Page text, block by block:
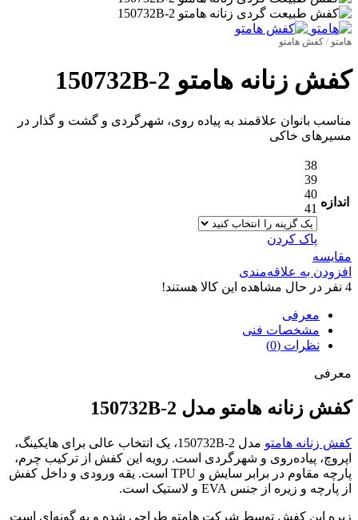
هامتو / کفش هامتو
کفش زنانه هامتو 150732B-2
مناسب بانوان علاقمند به پیاده روی، شهرگردی و گشت و گذار در
مسیرهای خاکی
اندازه
38
39
40
41
پاک کردن
مقایسه
افزودن به علاقه‌مندی
4 نفر در حال مشاهده این کالا هستند!
معرفی
مشخصات فنی
نظرات (0)
معرفی
کفش زنانه هامتو مدل 150732B-2
کفش زنانه هامتو
مدل 150732B-2، یک انتخاب عالی برای هایکینگ،
اپروچ، پیاده‌روی و شهرگردی است. رویه این کفش از ترکیب چرم،
پارچه مقاوم در برابر سایش و TPU است. یقه ورودی و داخل کفش
از پارچه و زیره از جنس EVA و لاستیک است.
زیره این کفش توسط شرکت هامتو طراحی شده و به گونه‌ای است